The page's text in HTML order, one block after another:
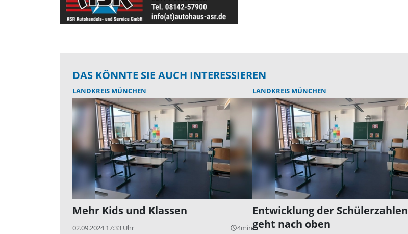
DAS KÖNNTE SIE AUCH INTERESSIEREN
LANDKREIS MÜNCHEN
Mehr Kids und Klassen
02.09.2024 17:33 Uhr query_builder4min
LANDKREIS MÜNCHEN
Entwicklung der Schülerzahlen
geht nach oben